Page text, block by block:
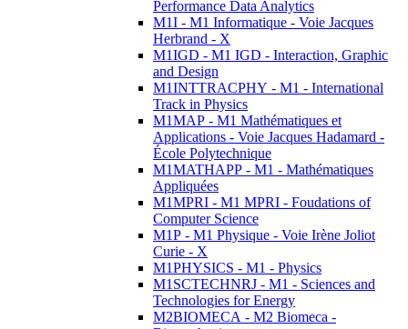
Performance Data Analytics
M1I - M1 Informatique - Voie Jacques
Herbrand - X
M1IGD - M1 IGD - Interaction, Graphic
and Design
M1INTTRACPHY - M1 - International
Track in Physics
M1MAP - M1 Mathématiques et
Applications - Voie Jacques Hadamard -
École Polytechnique
M1MATHAPP - M1 - Mathématiques
Appliquées
M1MPRI - M1 MPRI - Foudations of
Computer Science
M1P - M1 Physique - Voie Irène Joliot
Curie - X
M1PHYSICS - M1 - Physics
M1SCTECHNRJ - M1 - Sciences and
Technologies for Energy
M2BIOMECA - M2 Biomeca -